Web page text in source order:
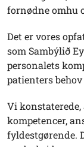
fornødne omhu
Det er vores
som Sambýlið
personalets
patienters
Vi
kompetencer,
fyldestgørende.